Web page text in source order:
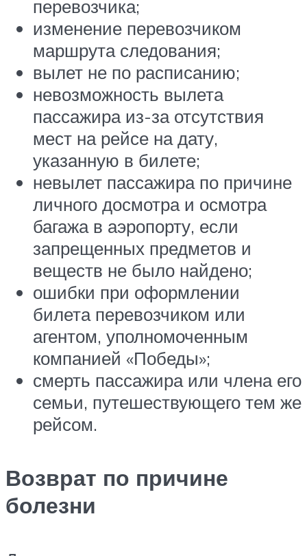
перевозчика;
изменение перевозчиком
маршрута следования;
вылет не по расписанию;
невозможность вылета
пассажира из-за отсутствия
мест на рейсе на дату,
указанную в билете;
невылет пассажира по причине
личного досмотра и осмотра
багажа в аэропорту, если
запрещенных предметов и
веществ не было найдено;
ошибки при оформлении
билета перевозчиком или
агентом, уполномоченным
компанией «Победы»;
смерть пассажира или члена его
семьи, путешествующего тем же
рейсом.
Возврат по причине
болезни